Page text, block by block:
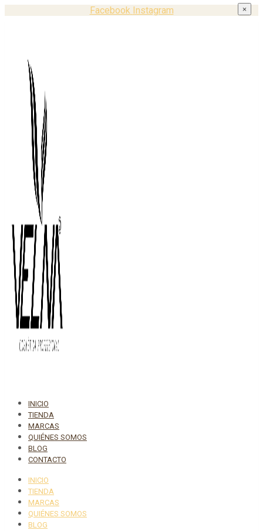
Facebook Instagram
INICIO
TIENDA
MARCAS
QUIÉNES SOMOS
BLOG
CONTACTO
INICIO
TIENDA
MARCAS
QUIÉNES SOMOS
BLOG
×